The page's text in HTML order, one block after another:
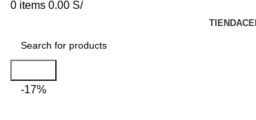
0 items 0.00 S/
TIENDA
-17%